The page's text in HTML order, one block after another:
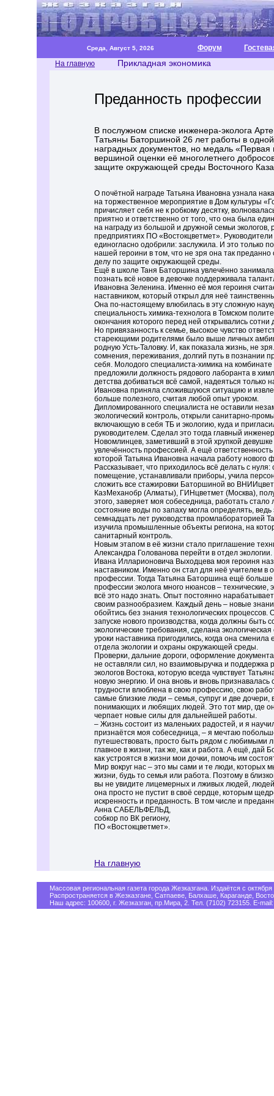
Среда, Август 5, 2026 Форум
На главную
Прикладная экономика
Преданность профессии
В послужном списке инженера-эколога
Татьяны Баторшиной 26 лет работы в
наградных документов, но медаль «Первая
вершиной оценки её многолетнего
защите окружающей среды Восточного
О почётной награде Татьяна Ивановна узнала
на торжественное мероприятие в Дом культуры
причисляет себя не к робкому десятку,
приятно и ответственно от того, что она была
на награду из большой и дружной семьи
предприятиях ПО «Востокцветмет».
единогласно одобрили: заслужила. И это только
нашей героини в том, что не зря она так
делу по защите окружающей среды.
Ещё в школе Таня Баторшина увлечённо
познать всё новое в девочке поддерживала
Ивановна Зеленина. Именно её моя героиня
наставником, который открыл для неё
Она по-настоящему влюбилась в эту сложную
специальность химика-технолога в Томском
окончания которого перед ней открывались сотни
Но привязанность к семье, высокое чувство
стареющими родителями было выше личных
родную Усть-Таловку. И, как показала жизнь, не
сомнения, переживания, долгий путь в познании
себя. Молодого специалиста-химика на
предложили должность рядового лаборанта в
детства добиваться всё самой, надеяться только
Ивановна приняла сложившуюся ситуацию и
больше полезного, считая любой опыт уроком.
Дипломированного специалиста не оставили
экологический контроль, открыли санитарно-
включающую в себя ТБ и экологию, куда и
руководителем. Сделал это тогда главный
Новомлинцев, заметивший в этой хрупкой
увлечённость профессией. А ещё
которой Татьяна Ивановна начала работу нового
Рассказывает, что приходилось всё делать с
помещение, устанавливали приборы, учила
сложить все стажировки Баторшиной во
КазМеханобр (Алматы), ГИНцветмет (Москва),
этого, заверяет моя собеседница, работать
состояние воды по запаху могла определять, ведь
семнадцать лет руководства промлабораторией
изучила промышленные объекты региона, на
санитарный контроль.
Новым этапом в её жизни стало приглашение
Александра Голованова перейти в отдел
Ивана Илларионовича Выходцева моя героиня
наставником. Именно он стал для неё учителем в
профессии. Тогда Татьяна Баторшина ещё больше
профессии эколога много нюансов – технические,
всё это надо знать. Опыт постоянно
своим разнообразием. Каждый день – новые
обойтись без знания технологических процессов.
запуске нового производства, когда должны быть
экологические требования, сделана
уроки наставника пригодились, когда она сменила
отдела экологии и охраны окружающей среды.
Проверки, дальние дороги, оформление
не оставляли сил, но взаимовыручка и поддержка
экологов Востока, которую всегда чувствует
новую энергию. И она вновь и вновь признавалась
трудности влюблена в свою профессию, свою
самые близкие люди – семья, супруг и две дочери,
понимающих и любящих людей. Это тот мир, где
черпает новые силы для дальнейшей работы.
– Жизнь состоит из маленьких радостей, и я
признаётся моя собеседница, – я мечтаю
путешествовать, просто быть рядом с любимыми
главное в жизни, так же, как и работа. А ещё, дай
как устроятся в жизни мои дочки, помочь им
Мир вокруг нас – это мы сами и те люди, которых
жизни, будь то семья или работа. Поэтому в
вы не увидите лицемерных и лживых людей,
она просто не пустит в своё сердце, которым
искренность и преданность. В том числе и
Анна САБЕЛЬФЕЛЬД,
собкор по ВК региону,
ПО «Востокцветмет».
На главную
Массовая региональная газета города Жезказгана. Издаётся с октября
Распространяется в Жезказгане, Сатпаеве, Балхаше, Караганде,
Наш адрес: 100600, г. Жезказган, пр.Мира, 2. Тел. (7102) 723155. E-